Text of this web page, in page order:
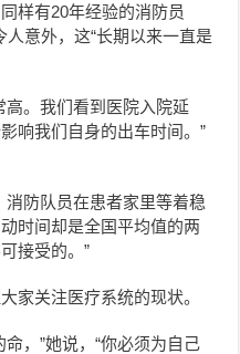
样有20年经验的消防员
意外，这“长期以来一直是
高。我们看到医院入院延
响我们自身的出车时间。”
消防队员在患者家里等着稳
时间却是全国平均值的两
接受的。”
家关注医疗系统的现状。
，”她说，“你必须为自己